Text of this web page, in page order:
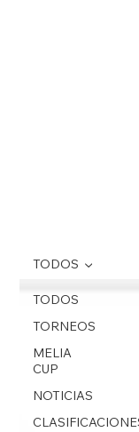
TODOS
TORNEOS
MELIA
CUP
NOTICIAS
TODOS